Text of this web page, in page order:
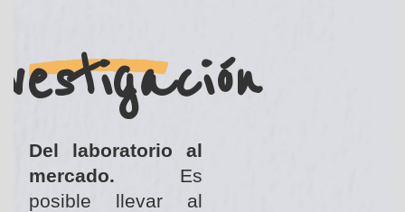
Del laboratorio al
mercado. Es
posible llevar al